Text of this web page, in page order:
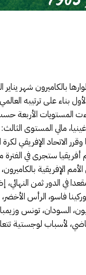
بالكاميرون شهر يناير
بناء على ترتيبه
المستويات الأربعة
مالي المستوى الثالث:
الأول والثاني مقعدا في
فاسو، الرأس الأخضر،
السودان، تونس